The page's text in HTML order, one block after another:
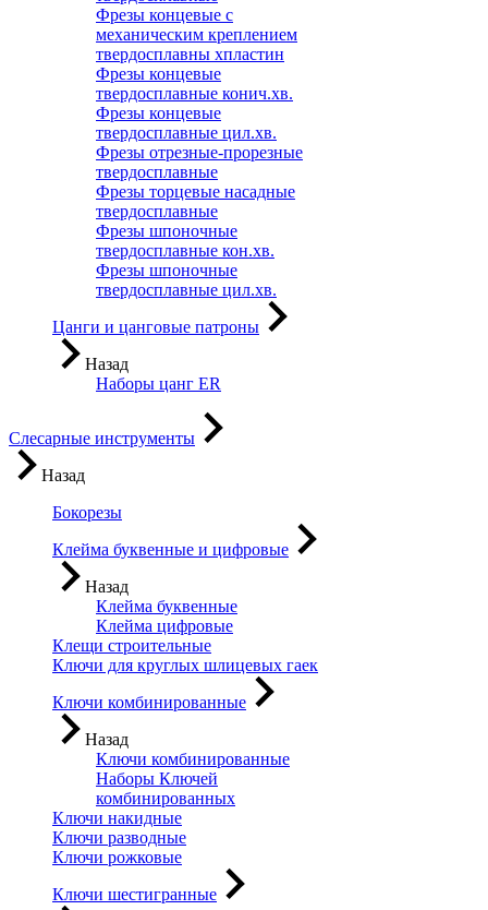
Фрезы концевые с
механическим креплением
твердосплавны хпластин
Фрезы концевые
твердосплавные конич.хв.
Фрезы концевые
твердосплавные цил.хв.
Фрезы отрезные-прорезные
твердосплавные
Фрезы торцевые насадные
твердосплавные
Фрезы шпоночные
твердосплавные кон.хв.
Фрезы шпоночные
твердосплавные цил.хв.
Цанги и цанговые патроны
Назад
Наборы цанг ER
Слесарные инструменты
Назад
Бокорезы
Клейма буквенные и цифровые
Назад
Клейма буквенные
Клейма цифровые
Клещи строительные
Ключи для круглых шлицевых гаек
Ключи комбинированные
Назад
Ключи комбинированные
Наборы Ключей
комбинированных
Ключи накидные
Ключи разводные
Ключи рожковые
Ключи шестигранные